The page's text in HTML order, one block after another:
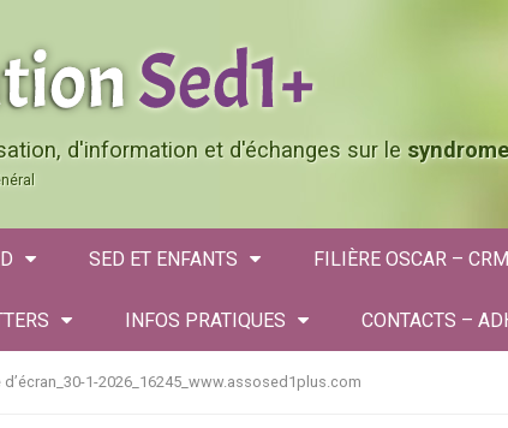
d'information et d'échanges sur le
SED ET ENFANTS FILIÈRE OSCAR –
INFOS PRATIQUES CONTACTS –
d’écran_30-1-2026_16245_www.assosed1plus.com